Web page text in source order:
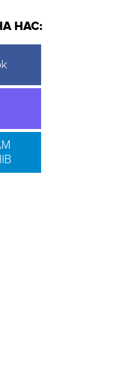
НАС: